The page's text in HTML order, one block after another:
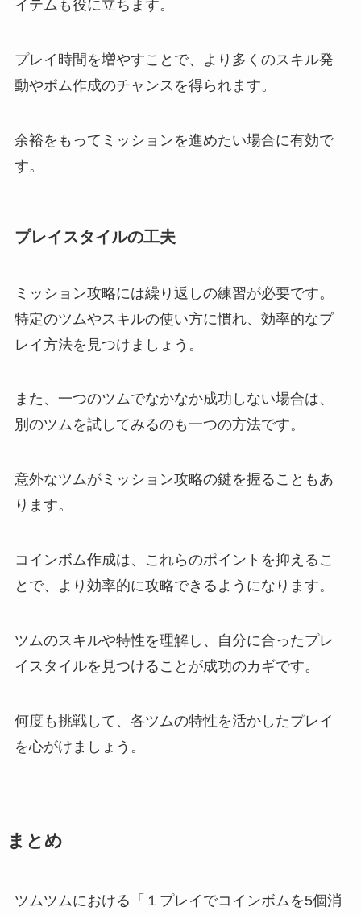
イテムも役に立ちます。
プレイ時間を増やすことで、より多くのスキル発
動やボム作成のチャンスを得られます。
余裕をもってミッションを進めたい場合に有効で
す。
プレイスタイルの工夫
ミッション攻略には繰り返しの練習が必要です。
特定のツムやスキルの使い方に慣れ、効率的なプ
レイ方法を見つけましょう。
また、一つのツムでなかなか成功しない場合は、
別のツムを試してみるのも一つの方法です。
意外なツムがミッション攻略の鍵を握ることもあ
ります。
コインボム作成は、これらのポイントを抑えるこ
とで、より効率的に攻略できるようになります。
ツムのスキルや特性を理解し、自分に合ったプレ
イスタイルを見つけることが成功のカギです。
何度も挑戦して、各ツムの特性を活かしたプレイ
を心がけましょう。
まとめ
ツムツムにおける「１プレイでコインボムを5個消